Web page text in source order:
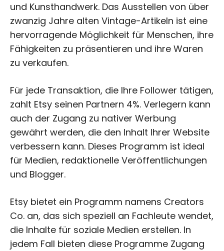
und Kunsthandwerk. Das Ausstellen von über
zwanzig Jahre alten Vintage-Artikeln ist eine
hervorragende Möglichkeit für Menschen, ihre
Fähigkeiten zu präsentieren und ihre Waren
zu verkaufen.
Für jede Transaktion, die Ihre Follower tätigen,
zahlt Etsy seinen Partnern 4%. Verlegern kann
auch der Zugang zu nativer Werbung
gewährt werden, die den Inhalt Ihrer Website
verbessern kann. Dieses Programm ist ideal
für Medien, redaktionelle Veröffentlichungen
und Blogger.
Etsy bietet ein Programm namens Creators
Co. an, das sich speziell an Fachleute wendet,
die Inhalte für soziale Medien erstellen. In
jedem Fall bieten diese Programme Zugang